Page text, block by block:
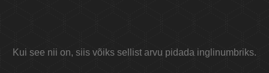
Kui see nii on, siis võiks sellist arvu pidada inglinumbriks.